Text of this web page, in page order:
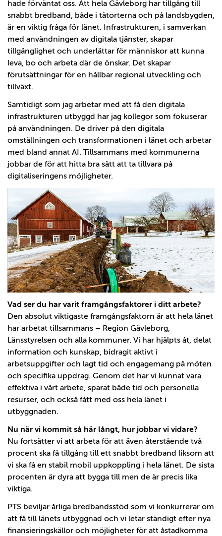
hade förväntat oss. Att hela Gävleborg har tillgång till
snabbt bredband, både i tätorterna och på landsbygden,
är en viktig fråga för länet. Infrastrukturen, i samverkan
med användningen av digitala tjänster, skapar
tillgänglighet och underlättar för människor att kunna
leva, bo och arbeta där de önskar. Det skapar
förutsättningar för en hållbar regional utveckling och
tillväxt.
Samtidigt som jag arbetar med att få den digitala
infrastrukturen utbyggd har jag kollegor som fokuserar
på användningen. De driver på den digitala
omställningen och transformationen i länet och arbetar
med bland annat AI. Tillsammans med kommunerna
jobbar de för att hitta bra sätt att ta tillvara på
digitaliseringens möjligheter.
Vad ser du har varit framgångsfaktorer i ditt arbete?
Den absolut viktigaste framgångsfaktorn är att hela länet
har arbetat tillsammans – Region Gävleborg,
Länsstyrelsen och alla kommuner. Vi har hjälpts åt, delat
information och kunskap, bidragit aktivt i
arbetsuppgifter och lagt tid och engagemang på möten
och specifika uppdrag. Genom det har vi kunnat vara
effektiva i vårt arbete, sparat både tid och personella
resurser, och också fått med oss hela länet i
utbyggnaden.
Nu när vi kommit så här långt, hur jobbar vi vidare?
Nu fortsätter vi att arbeta för att även återstående två
procent ska få tillgång till ett snabbt bredband liksom att
vi ska få en stabil mobil uppkoppling i hela länet. De sista
procenten är dyra att bygga till men de är precis lika
viktiga.
PTS beviljar årliga bredbandsstöd som vi konkurrerar om
att få till länets utbyggnad och vi letar ständigt efter nya
finansieringskällor och möjligheter för att åstadkomma